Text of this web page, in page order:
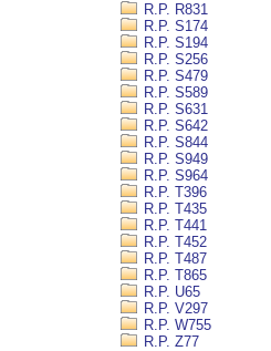
R.P. R831
R.P. S174
R.P. S194
R.P. S256
R.P. S479
R.P. S589
R.P. S631
R.P. S642
R.P. S844
R.P. S949
R.P. S964
R.P. T396
R.P. T435
R.P. T441
R.P. T452
R.P. T487
R.P. T865
R.P. U65
R.P. V297
R.P. W755
R.P. Z77